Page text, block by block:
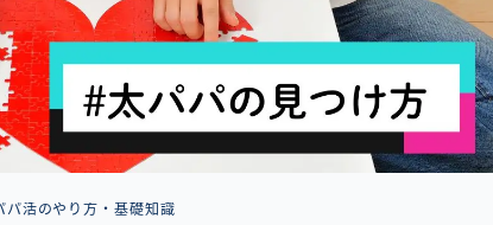
パ活のやり方・基礎知識